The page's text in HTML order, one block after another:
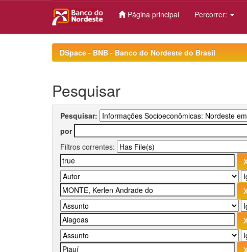
Página principal Percorrer:
DSpace - BNB - Banco do Nordeste do Brasil
Pesquisar
Pesquisar:
por
Filtros correntes: